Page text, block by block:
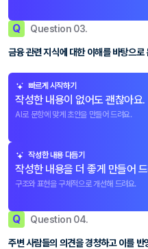
Q Question 03.
금융 관련 지식에 대한 이해를 바탕으
빠르게 시작하기
작성한 내용이 없어도 괜찮아요.
AI로 문항에 맞게 초안을 만들어 드려요.
작성한 내용 다듬기
작성한 내용을 더 좋게 만들어
구조와 표현을 구체적으로 개선해 드려요.
Q Question 04.
주변 사람들의 의견을 경청하고 이를